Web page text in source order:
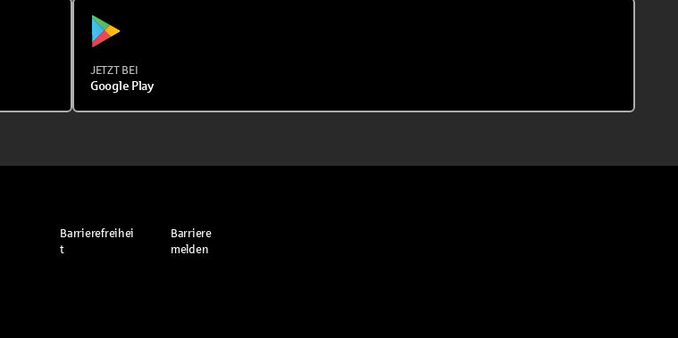
JETZT BEI
Google Play
Barrierefreihei
t
Barriere
melden